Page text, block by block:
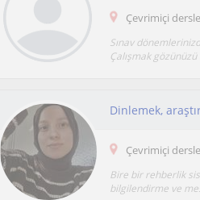
Çevrimiçi
Sınav
Çalışmak
Çevrimiçi
Bire bir rehberlik
bilgilendirme ve